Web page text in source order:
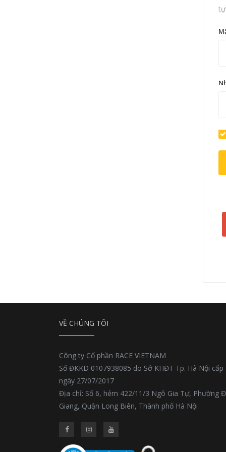
VỀ CHÚNG TÔI
Công ty Cổ phần RACE VIETNAM
Số ĐKKD 0107938085 do Sở KHĐT Tp. Hà Nội cấp
ngày 27/07/2017
Địa chỉ: Số 6, hẻm 422/11/3 Ngô Gia Tự, Phường
Giang, Quận Long Biên, Thành phố Hà Nội